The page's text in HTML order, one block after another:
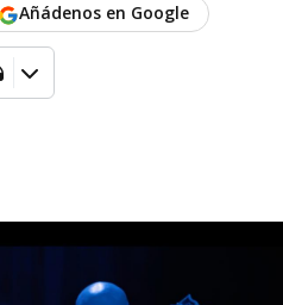
Añádenos en Google